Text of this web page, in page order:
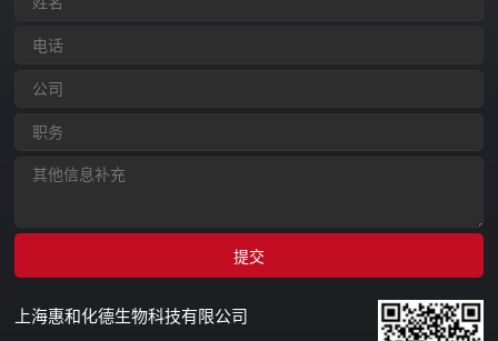
上海惠和化德生物科技有限公司